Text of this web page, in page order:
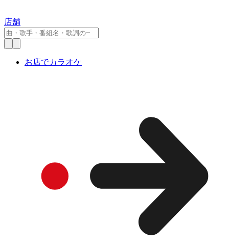
店舗
お店でカラオケ